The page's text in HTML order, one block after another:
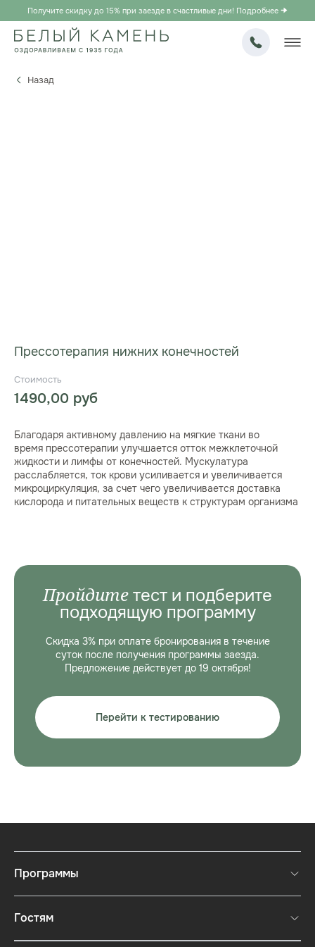
Получите скидку до 15% при заезде в счастливые дни! Подробнее
Назад
Прессотерапия нижних конечностей
1490,00 руб
Благодаря активному давлению на мягкие ткани во
время прессотерапии улучшается отток межклеточной
жидкости и лимфы от конечностей. Мускулатура
расслабляется, ток крови усиливается и увеличивается
микроциркуляция, за счет чего увеличивается доставка
кислорода и питательных веществ к структурам организма
Пройдите тест и подберите
подходящую программу
Скидка 3% при оплате бронирования в течение
суток после получения программы заезда.
Предложение действует до 19 октября!
Перейти к тестированию
Программы
Короткие программы
Гостям